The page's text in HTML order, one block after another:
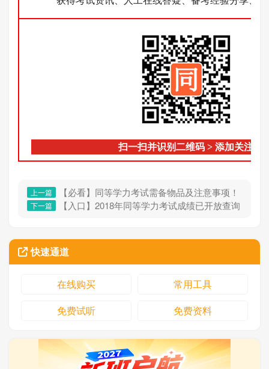
扫一扫并识别二维码 > 添加关注
上一篇 【必看】同等学力考试需备物品及注意事项！
下一篇 【入口】2018年同等学力考试成绩已开放查询
快速通道
在线购买
常用工具
免费试听
免费资料